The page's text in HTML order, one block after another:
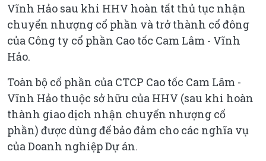
Vĩnh Hảo sau khi HHV hoàn tất thủ tục nhận
chuyển nhượng cổ phần và trở thành cổ đông
của Công ty cổ phần Cao tốc Cam Lâm - Vĩnh
Hảo.
Toàn bộ cổ phần của CTCP Cao tốc Cam Lâm -
Vĩnh Hảo thuộc sở hữu của HHV (sau khi hoàn
thành giao dịch nhận chuyển nhượng cổ
phần) được dùng để bảo đảm cho các nghĩa vụ
của Doanh nghiệp Dự án.